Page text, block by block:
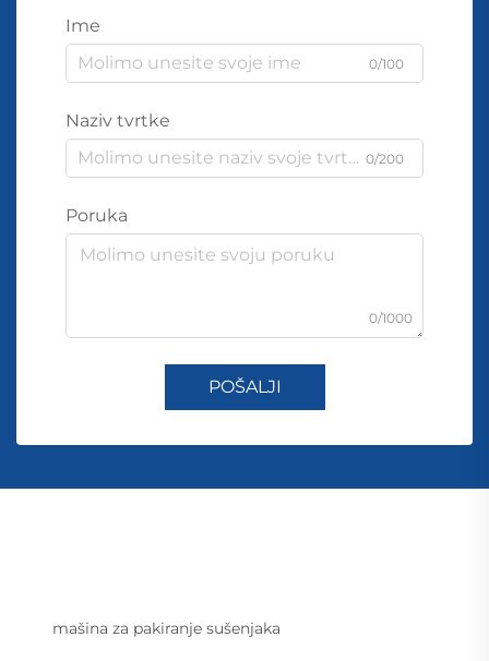
Ime
0/100
Naziv tvrtke
0/200
Poruka
0/1000
POŠALJI
mašina za pakiranje sušenjaka